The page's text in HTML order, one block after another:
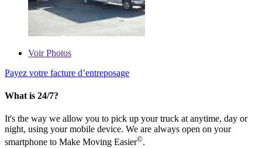
VoirPhotos
Payez votre facture d’entreposage
What is 24/7?
It's the way we allow you to pick up your truck at anytime, day or
night, using your mobile device. We are always open on your
smartphone to Make Moving Easier©.